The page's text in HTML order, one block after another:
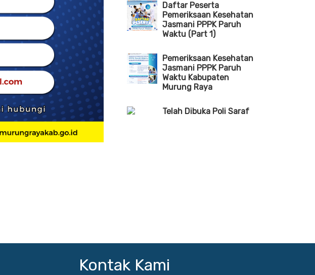
Daftar Peserta
Pemeriksaan Kesehatan
Jasmani PPPK Paruh
Waktu (Part 1)
Pemeriksaan Kesehatan
Jasmani PPPK Paruh
Waktu Kabupaten
Murung Raya
Telah Dibuka Poli Saraf
Kontak Kami